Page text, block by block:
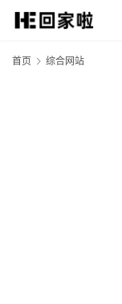
首页 综合网站